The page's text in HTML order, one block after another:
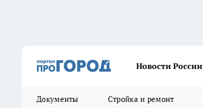
Новости России
Документы Стройка и ремонт